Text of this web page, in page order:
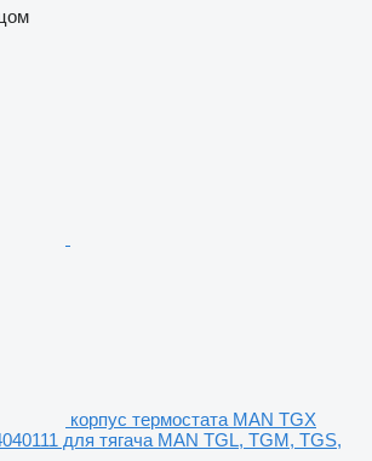
корпус термостата MAN TGX
для тягача MAN TGL, TGM, TGS,